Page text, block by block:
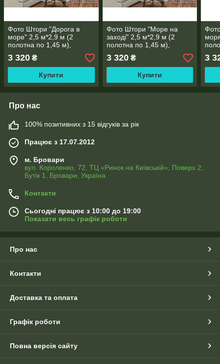
Фото Штори "Дорога в
море" 2,5 м*2,9 м (2
полотна по 1,45 м),
3 320 ₴
Купити
Фото Штори "Море на
заході" 2,5 м*2,9 м (2
полотна по 1,45 м),
3 320₴
Купити
3
Про нас
100% позитивних з 15 відгуків за рік
Працює з 17.07.2012
м. Бровари
вул. Короленко, 72, ТЦ «Ринок на Київській», Поверх 2,
Бутік 1, Бровари, Україна
Контакти
Сьогодні працює з 10:00 до 19:00
Показати весь графік роботи
Про нас
Контакти
Доставка та оплата
Графік роботи
Повна версія сайту